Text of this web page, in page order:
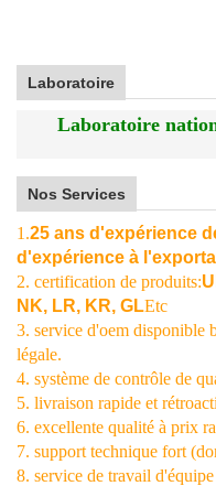
Laboratoire
Laboratoire
Nos Services
1.25 ans d'expérience
d'expérience à
2. certification de produits:
NK, LR, KR, GLEtc
3. service d'oem disponible
légale.
4. système de contrôle de
5. livraison rapide et
6. excellente qualité à prix
7. support technique fort
8. service de travail